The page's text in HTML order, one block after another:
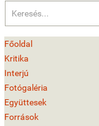
Keresés
Főoldal
Kritika
Interjú
Fotógaléria
Együttesek
Források